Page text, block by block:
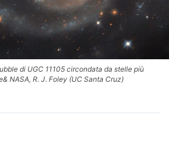
di UGC 11105 circondata da stelle più
NASA, R. J. Foley (UC Santa Cruz)